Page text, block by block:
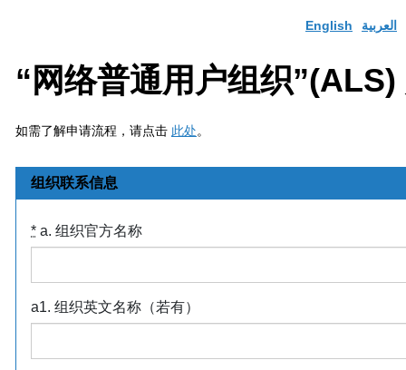
English العربية
“网络普通用户组织
如需了解申请流程，请点击 此处。
组织联系信息
* a. 组织官方名称
a1. 组织英文名称（若有）